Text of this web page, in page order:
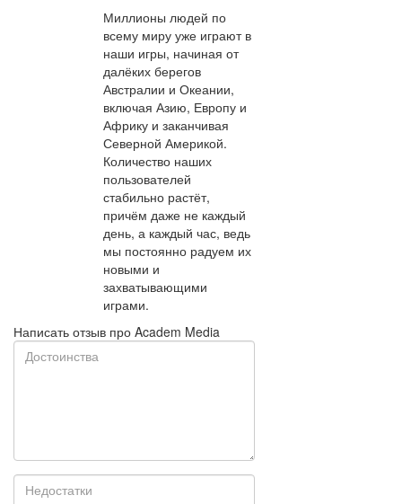
Миллионы людей по
всему миру уже играют в
наши игры, начиная от
далёких берегов
Австралии и Океании,
включая Азию, Европу и
Африку и заканчивая
Северной Америкой.
Количество наших
пользователей
стабильно растёт,
причём даже не каждый
день, а каждый час, ведь
мы постоянно радуем их
новыми и
захватывающими
играми.
Написать отзыв про Academ Media